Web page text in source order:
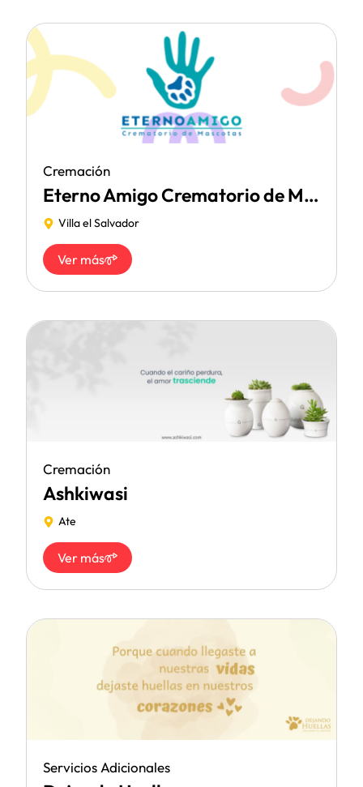
Cremación
Eterno Amigo Crematorio de Mascotas
Villa el Salvador
Ver más
Cremación
Ashkiwasi
Ate
Ver más
Servicios Adicionales